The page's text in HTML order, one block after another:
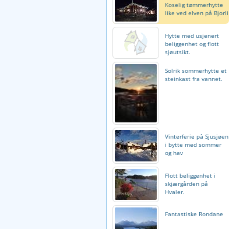
Koselig tømmerhytte
like ved elven på Bjorli
Hytte med usjenert
beliggenhet og flott
sjøutsikt.
Solrik sommerhytte et
steinkast fra vannet.
Vinterferie på Sjusjøen
i bytte med sommer
og hav
Flott beliggenhet i
skjærgården på
Hvaler.
Fantastiske Rondane